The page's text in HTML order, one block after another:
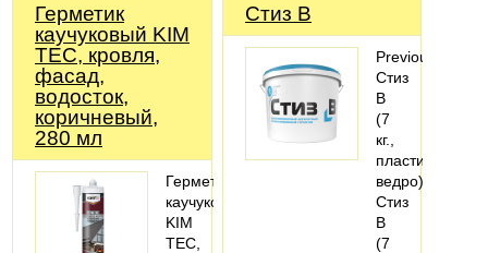
Герметик
каучуковый KIM
TEC, кровля,
фасад,
водосток,
коричневый,
280 мл
Герметик
каучуковый
KIM
TEC,
Стиз В
PreviousNext
Стиз
В
(7
кг.,
пластиковое
ведро)
Стиз
В
(7